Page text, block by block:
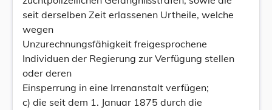
seit derselben Zeit erlassenen Urtheile, welche
wegen
Unzurechnungsfähigkeit freigesprochene
Individuen der Regierung zur Verfügung stellen
oder deren
Einsperrung in eine Irrenanstalt verfügen;
c) die seit dem 1. Januar 1875 durch die